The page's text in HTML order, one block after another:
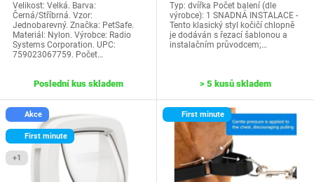
Velikost: Velká. Barva:
Černá/Stříbrná. Vzor:
Jednobarevný. Značka: PetSafe.
Materiál: Nylon. Výrobce: Radio
Systems Corporation. UPC:
759023067759. Počet…
Poslední kus skladem
Typ: dvířka Počet balení (dle
výrobce): 1 SNADNÁ INSTALACE -
Tento klasický styl kočičí chlopně
je dodáván s řezací šablonou a
instalačním průvodcem;…
> 5 kusů skladem
Akce
First minute
+1
First minute